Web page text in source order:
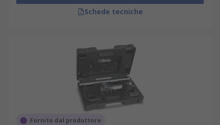
Schede tecniche
Fornito dal produttore